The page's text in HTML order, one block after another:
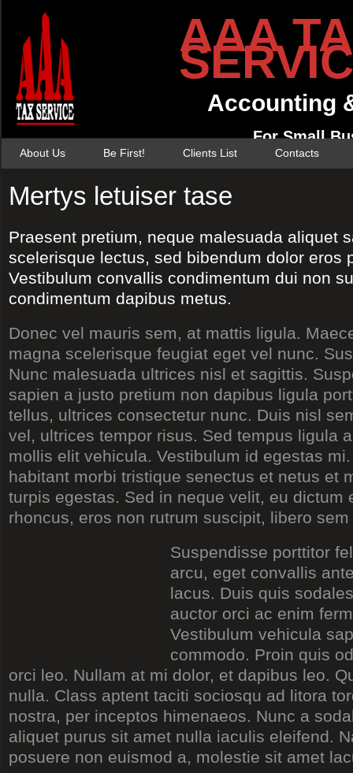
AAA
Accounting
For Small
About Us Be First! Clients List Contacts
Mertys letuiser tase
Praesent pretium, neque malesuada aliquet
scelerisque lectus, sed bibendum dolor eros
Vestibulum convallis condimentum dui non
condimentum dapibus metus.
Donec vel mauris sem, at mattis ligula.
magna scelerisque feugiat eget vel nunc.
Nunc malesuada ultrices nisl et sagittis.
sapien a justo pretium non dapibus ligula
tellus, ultrices consectetur nunc. Duis nisl
vel, ultrices tempor risus. Sed tempus ligula
mollis elit vehicula. Vestibulum id egestas
habitant morbi tristique senectus et netus et
turpis egestas. Sed in neque velit, eu dictum
rhoncus, eros non rutrum suscipit, libero
Suspendisse porttitor
arcu, eget convallis
lacus. Duis quis
auctor orci ac enim
Vestibulum vehicula
commodo. Proin quis
orci leo. Nullam at mi dolor, et dapibus leo.
nulla. Class aptent taciti sociosqu ad litora
nostra, per inceptos himenaeos. Nunc a
aliquet purus sit amet nulla iaculis eleifend.
posuere non euismod a, molestie sit amet